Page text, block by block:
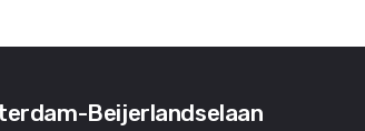
Beijerlandselaan